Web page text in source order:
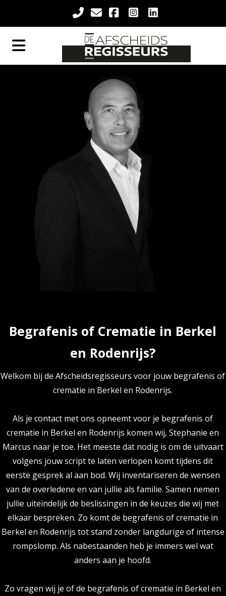
Begrafenis of Crematie in Berkel
en Rodenrijs?
Welkom bij de Afscheidsregisseurs voor jouw begrafenis of
crematie in Berkel en Rodenrijs.
Als je contact met ons opneemt voor je begrafenis of
crematie in Berkel en Rodenrijs komen wij, Stephanie en
Marcus naar je toe. Het meeste dat nodig is om de uitvaart
volgens jouw script te laten verlopen komt tijdens dit
eerste gesprek al aan bod. Wij inventariseren de wensen
van de overledene en van jullie als familie. Samen nemen
jullie uiteindelijk de beslissingen in de keuzes die wij met
elkaar bespreken. Zo komt de begrafenis of crematie in
Berkel en Rodenrijs tot stand zonder langdurige of intense
rompslomp. Als nabestaanden heb je immers wel wat
anders aan je hoofd.
Zo vragen wij je of de begrafenis of crematie in Berkel en